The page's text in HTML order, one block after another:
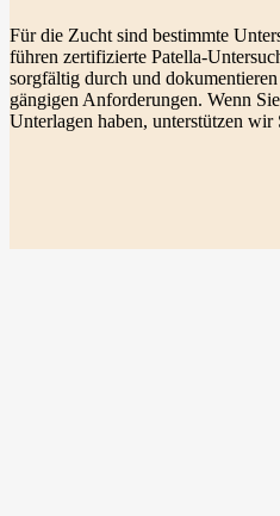
Für die Zucht sind bestimmte
führen zertifizierte Patella-
sorgfältig durch und
gängigen Anforderungen. Wenn
Unterlagen haben, unterstützen wir